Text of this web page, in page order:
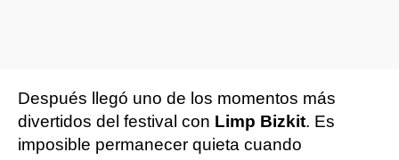
Después llegó uno de los momentos más
divertidos del festival con Limp Bizkit. Es
imposible permanecer quieta cuando